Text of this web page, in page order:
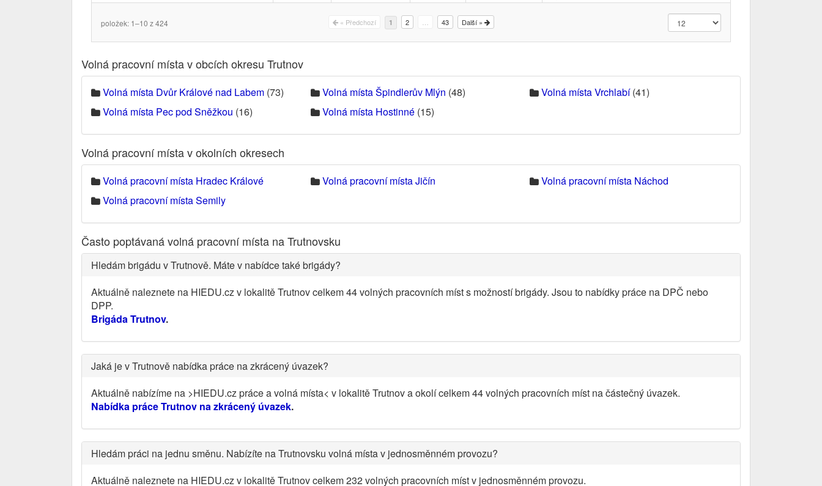
položek: 1–10 z 424 « Předchozí 1 2 43 Další »
Volná pracovní místa v obcích okresu Trutnov
Volná místa Dvůr Králové nad Labem (73) Volná místa Špindlerův Mlýn (48) Volná místa Vrchlabí(41)
Volná místa Pec pod Sněžkou (16) Volná místa Hostinné(15)
Volná pracovní místa v okolních okresech
Volná pracovní místa Hradec Králové Volná pracovní místa Jičín
Volná pracovní místa Náchod
Volná pracovní místa Semily
Často poptávaná volná pracovní místa na Trutnovsku
Hledám brigádu v Trutnově. Máte v nabídce také brigády?
Aktuálně naleznete na HIEDU.cz v lokalitě Trutnov celkem 44 volných pracovních míst s možností brigády. Jsou to nabídky práce na DPČ nebo
DPP.
Brigáda Trutnov.
Jaká je v Trutnově nabídka práce na zkrácený úvazek?
Aktuálně nabízíme na >HIEDU.cz práce a volná místa< v lokalitě Trutnov a okolí celkem 44 volných pracovních míst na částečný úvazek.
Nabídka práce Trutnov na zkrácený úvazek.
Hledám práci na jednu směnu. Nabízíte na Trutnovsku volná místa v jednosměnném provozu?
Aktuálně naleznete na HIEDU.cz v lokalitě Trutnov celkem 232 volných pracovních míst v jednosměnném provozu.